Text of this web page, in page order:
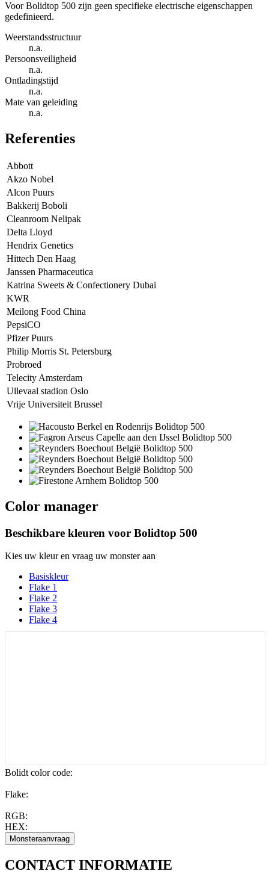
Voor Bolidtop 500 zijn geen specifieke electrische eigenschappen
gedefinieerd.
Weerstandsstructuur
n.a.
Persoonsveiligheid
n.a.
Ontladingstijd
n.a.
Mate van geleiding
n.a.
Referenties
Abbott
Akzo Nobel
Alcon Puurs
Bakkerij Boboli
Cleanroom Nelipak
Delta Lloyd
Hendrix Genetics
Hittech Den Haag
Janssen Pharmaceutica
Katrina Sweets & Confectionery Dubai
KWR
Meilong Food China
PepsiCO
Pfizer Puurs
Philip Morris St. Petersburg
Probroed
Telecity Amsterdam
Ullevaal stadion Oslo
Vrije Universiteit Brussel
Color manager
Beschikbare kleuren voor Bolidtop 500
Kies uw kleur en vraag uw monster aan
Basiskleur
Flake 1
Flake 2
Flake 3
Flake 4
Bolidt color code:
Flake:
RGB:
HEX:
CONTACT INFORMATIE